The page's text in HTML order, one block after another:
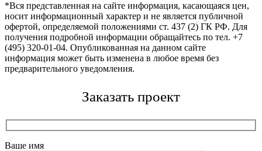
*Вся представленная на сайте информация, касающаяся цен,
носит информационный характер и не является публичной
офертой, определяемой положениями ст. 437 (2) ГК РФ. Для
получения подробной информации обращайтесь по тел. +7
(495) 320-01-04. Опубликованная на данном сайте
информация может быть изменена в любое время без
предварительного уведомления.
Заказать проект
Ваше имя